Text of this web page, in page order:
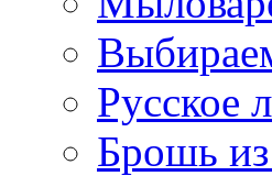
Русское
Брошь